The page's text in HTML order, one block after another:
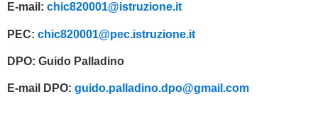
E-mail: chic820001@istruzione.it
PEC: chic820001@pec.istruzione.it
DPO: Guido Palladino
E-mail DPO: guido.palladino.dpo@gmail.com